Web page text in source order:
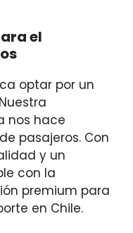
el
optar por un
nos hace
pasajeros. Con
y un
con la
premium para
en Chile.